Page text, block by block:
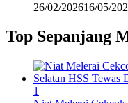
26/02/202616/05/
Top Sepanjang
1